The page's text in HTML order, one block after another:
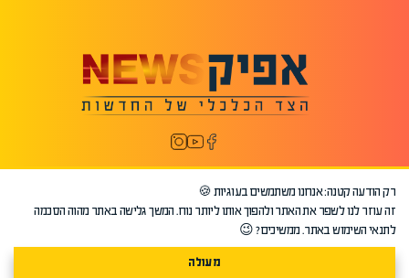
רק הודעה קטנה: אנחנו משתמשים בעוגיות 🍪
זה עוזר לנו לשפר את האתר ולהפוך אותו ליותר נוח. המשך גלישה באתר מהוה הסכמה
לתנאי השימוש באתר. ממשיכים? 😉
מעולה